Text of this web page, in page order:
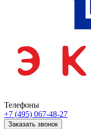
Телефоны
+7 (495) 067-48-27
Заказать звонок